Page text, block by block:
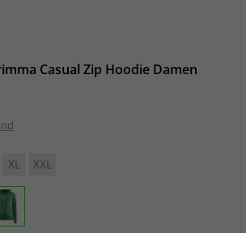
Casual Zip Hoodie Damen
XL XXL